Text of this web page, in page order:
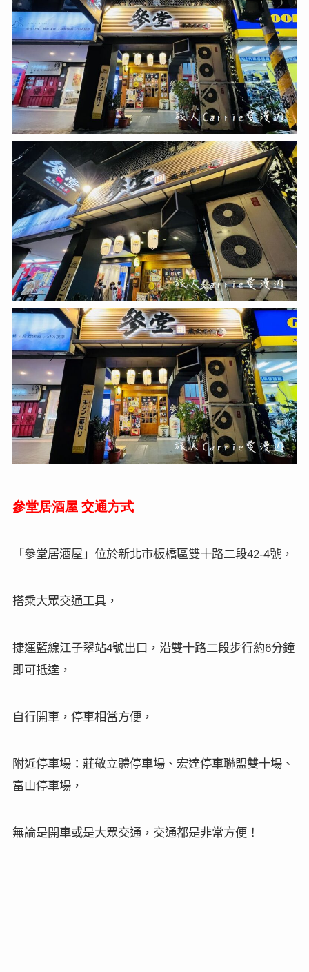
參堂居酒屋 交通方式
「參堂居酒屋」位於新北市板橋區雙十路二段42-4號，
搭乘大眾交通工具，
捷運藍線江子翠站4號出口，沿雙十路二段步行約6分鐘
即可抵達，
自行開車，停車相當方便，
附近停車場：莊敬立體停車場、宏達停車聯盟雙十場、
富山停車場，
無論是開車或是大眾交通，交通都是非常方便 ！